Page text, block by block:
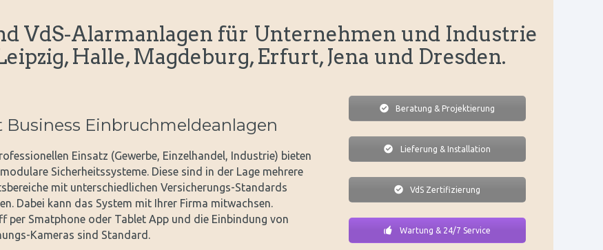
VdS-Alarmanlagen für Unternehmen und Industrie
Halle, Magdeburg, Erfurt, Jena und Dresden.
Business Einbruchmeldeanlagen
Einsatz (Gewerbe, Einzelhandel, Industrie) bieten
Sicherheitssysteme. Diese sind in der Lage mehrere
mit unterschiedlichen Versicherungs-Standards
Dabei kann das System mit Ihrer Firma mitwachsen.
per Smatphone oder Tablet App und die Einbindung von
Kameras sind Standard.
Beratung & Projektierung
Lieferung & Installation
VdS Zertifizierung
Wartung & 24/7 Service